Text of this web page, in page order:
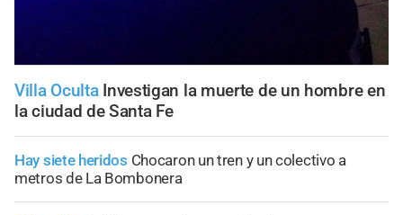
Villa Oculta Investigan la muerte de un hombre en
la ciudad de Santa Fe
Hay siete heridos Chocaron un tren y un colectivo a
metros de La Bombonera